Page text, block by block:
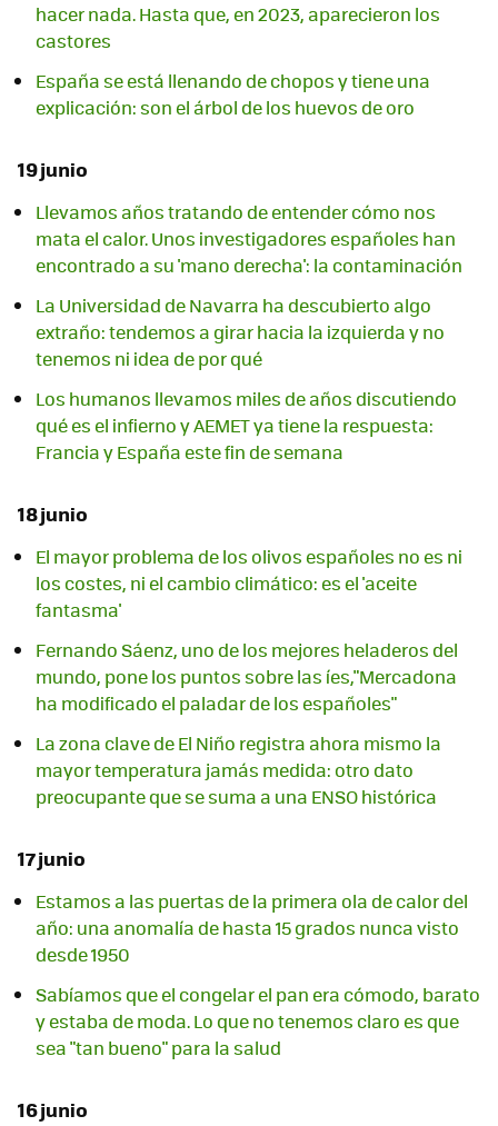
hacer nada. Hasta que, en 2023, aparecieron los
castores
España se está llenando de chopos y tiene una
explicación: son el árbol de los huevos de oro
19 junio
Llevamos años tratando de entender cómo nos
mata el calor. Unos investigadores españoles han
encontrado a su 'mano derecha': la contaminación
La Universidad de Navarra ha descubierto algo
extraño: tendemos a girar hacia la izquierda y no
tenemos ni idea de por qué
Los humanos llevamos miles de años discutiendo
qué es el infierno y AEMET ya tiene la respuesta:
Francia y España este fin de semana
18 junio
El mayor problema de los olivos españoles no es ni
los costes, ni el cambio climático: es el 'aceite
fantasma'
Fernando Sáenz, uno de los mejores heladeros del
mundo, pone los puntos sobre las íes,"Mercadona
ha modificado el paladar de los españoles"
La zona clave de El Niño registra ahora mismo la
mayor temperatura jamás medida: otro dato
preocupante que se suma a una ENSO histórica
17 junio
Estamos a las puertas de la primera ola de calor del
año: una anomalía de hasta 15 grados nunca visto
desde 1950
Sabíamos que el congelar el pan era cómodo, barato
y estaba de moda. Lo que no tenemos claro es que
sea "tan bueno" para la salud
16 junio